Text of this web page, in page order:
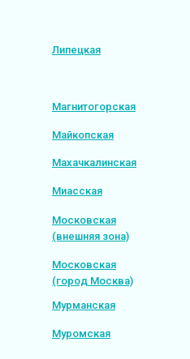
Липецкая
Магнитогорская
Майкопская
Махачкалинская
Миасская
Московская
(внешняя зона)
Московская
(город Москва)
Мурманская
Муромская